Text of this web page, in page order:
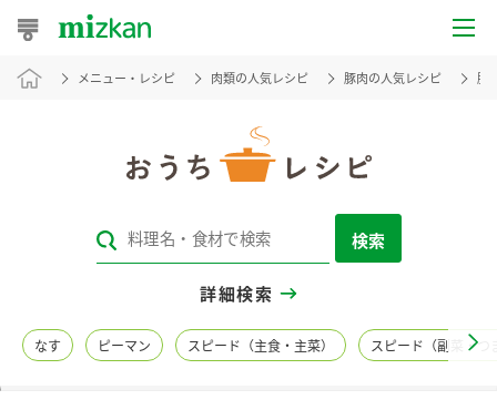
おうちレシピ
レシピカテゴリ一覧
レシピ名特集
メニュー・レシピ 肉類の人気レシピ 豚肉の人気レシピ 豚
検索
詳細検索
なす ピーマン スピード（主食・主菜） スピード（副菜・つ